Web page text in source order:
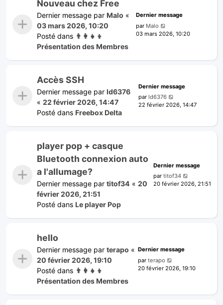
Nouveau chez Free
Dernier message par Malo «
03 mars 2026, 10:20
Posté dans 👨‍👩‍👧‍👦
Présentation des Membres
Dernier message
par Malo
03 mars 2026, 10:20
Accès SSH
Dernier message par ld6376
« 22 février 2026, 14:47
Posté dans Freebox Delta
Dernier message
parld6376
22 février 2026, 14:47
player pop + casque
Bluetooth connexion auto
a l'allumage?
Dernier message par titof34 « 20
février 2026, 21:51
Posté dans Le player Pop
Dernier message
partitof34
20 février 2026, 21:51
hello
Dernier message par terapo «
20 février 2026, 19:10
Posté dans 👨‍👩‍👧‍👦
Présentation des Membres
Dernier message
parterapo
20 février 2026, 19:10